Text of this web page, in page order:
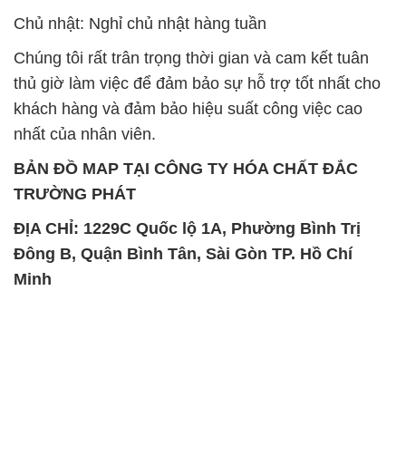
Chủ nhật: Nghỉ chủ nhật hàng tuần
Chúng tôi rất trân trọng thời gian và cam kết tuân
thủ giờ làm việc để đảm bảo sự hỗ trợ tốt nhất cho
khách hàng và đảm bảo hiệu suất công việc cao
nhất của nhân viên.
BẢN ĐỒ MAP TẠI CÔNG TY HÓA CHẤT ĐẮC
TRƯỜNG PHÁT
ĐỊA CHỈ: 1229C Quốc lộ 1A, Phường Bình Trị
Đông B, Quận Bình Tân, Sài Gòn TP. Hồ Chí
Minh